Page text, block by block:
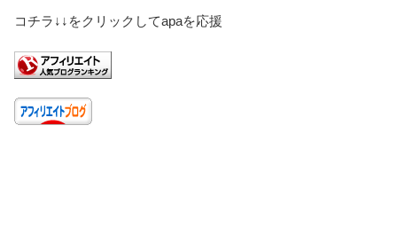
コチラ↓↓をクリックしてapaを応援